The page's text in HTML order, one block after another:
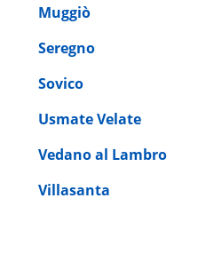
Muggiò
Seregno
Sovico
Usmate Velate
Vedano al Lambro
Villasanta